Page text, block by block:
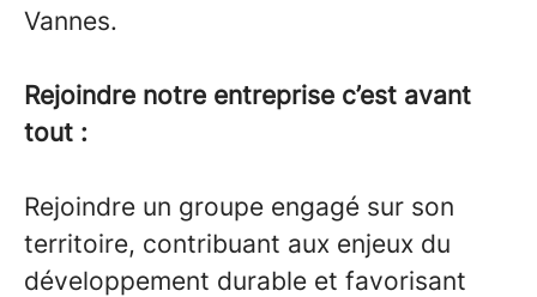
Vannes.
Rejoindre notre entreprise c’est avant
tout :
Rejoindre un groupe engagé sur son
territoire, contribuant aux enjeux du
développement durable et favorisant